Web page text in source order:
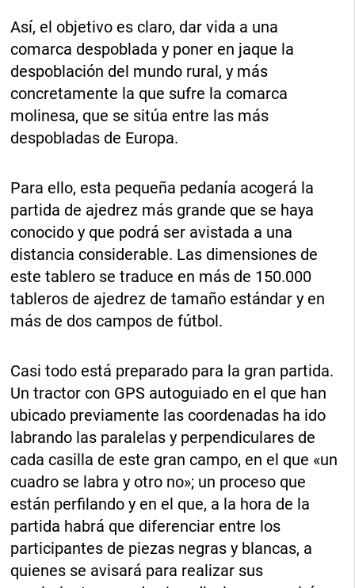
Así, el objetivo es claro, dar vida a una
comarca despoblada y poner en jaque la
despoblación del mundo rural, y más
concretamente la que sufre la comarca
molinesa, que se sitúa entre las más
despobladas de Europa.
Para ello, esta pequeña pedanía acogerá la
partida de ajedrez más grande que se haya
conocido y que podrá ser avistada a una
distancia considerable. Las dimensiones de
este tablero se traduce en más de 150.000
tableros de ajedrez de tamaño estándar y en
más de dos campos de fútbol.
Casi todo está preparado para la gran partida.
Un tractor con GPS autoguiado en el que han
ubicado previamente las coordenadas ha ido
labrando las paralelas y perpendiculares de
cada casilla de este gran campo, en el que «un
cuadro se labra y otro no»; un proceso que
están perfilando y en el que, a la hora de la
partida habrá que diferenciar entre los
participantes de piezas negras y blancas, a
quienes se avisará para realizar sus